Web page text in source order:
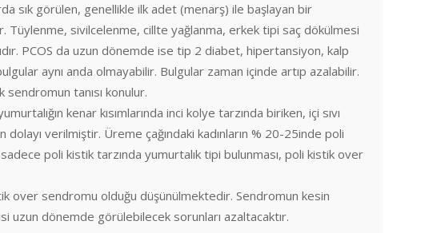
sık görülen, genellikle ilk adet (menarş) ile başlayan bir
Tüylenme, sivilcelenme, cillte yağlanma, erkek tipi saç dökülmesi
PCOS da uzun dönemde ise tip 2 diabet, hipertansiyon, kalp
aynı anda olmayabilir. Bulgular zaman içinde artıp azalabilir.
tanısı konulur.
kenar kısımlarında inci kolye tarzında biriken, içi sıvı
verilmiştir. Üreme çağındaki kadınların % 20-25inde poli
poli kistik tarzında yumurtalık tipi bulunması, poli kistik over
over sendromu olduğu düşünülmektedir. Sendromun kesin
dönemde görülebilecek sorunları azaltacaktır.